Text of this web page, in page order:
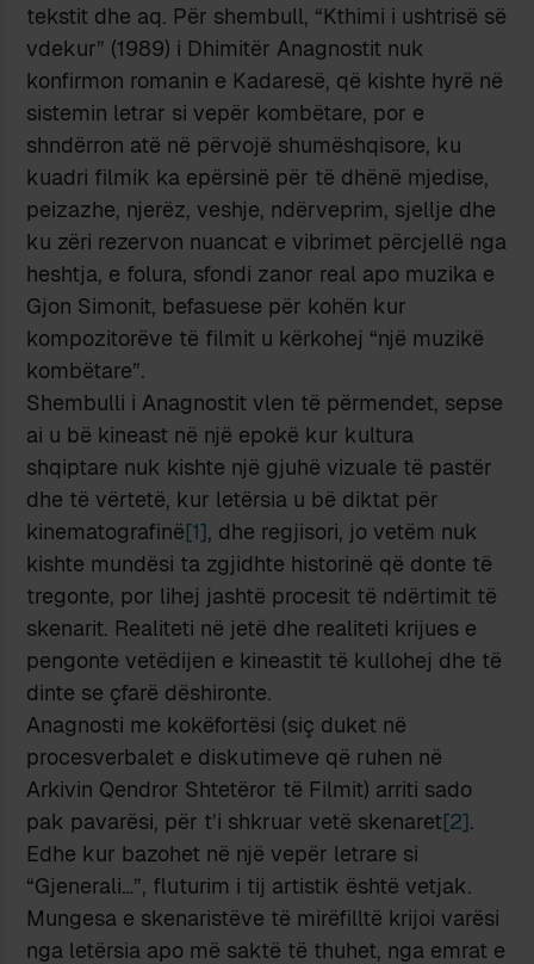
tekstit dhe aq. Për shembull, “Kthimi i ushtrisë së
vdekur” (1989) i Dhimitër Anagnostit nuk
konfirmon romanin e Kadaresë, që kishte hyrë në
sistemin letrar si vepër kombëtare, por e
shndërron atë në përvojë shumëshqisore, ku
kuadri filmik ka epërsinë për të dhënë mjedise,
peizazhe, njerëz, veshje, ndërveprim, sjellje dhe
ku zëri rezervon nuancat e vibrimet përcjellë nga
heshtja, e folura, sfondi zanor real apo muzika e
Gjon Simonit, befasuese për kohën kur
kompozitorëve të filmit u kërkohej “një muzikë
kombëtare”.
Shembulli i Anagnostit vlen të përmendet, sepse
ai u bë kineast në një epokë kur kultura
shqiptare nuk kishte një gjuhë vizuale të pastër
dhe të vërtetë, kur letërsia u bë diktat për
kinematografinë[1], dhe regjisori, jo vetëm nuk
kishte mundësi ta zgjidhte historinë që donte të
tregonte, por lihej jashtë procesit të ndërtimit të
skenarit. Realiteti në jetë dhe realiteti krijues e
pengonte vetëdijen e kineastit të kullohej dhe të
dinte se çfarë dëshironte.
Anagnosti me kokëfortësi (siç duket në
procesverbalet e diskutimeve që ruhen në
Arkivin Qendror Shtetëror të Filmit) arriti sado
pak pavarësi, për t’i shkruar vetë skenaret[2].
Edhe kur bazohet në një vepër letrare si
“Gjenerali…”, fluturim i tij artistik është vetjak.
Mungesa e skenaristëve të mirëfilltë krijoi varësi
nga letërsia apo më saktë të thuhet, nga emrat e